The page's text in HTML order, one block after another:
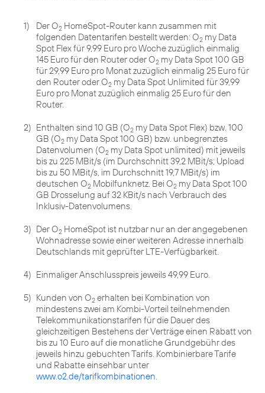
1) Der O2 HomeSpot-Router kann zusammen mit
folgenden Datentarifen bestellt werden: O2 my Data
Spot Flex für 9,99 Euro pro Woche zuzüglich einmalig
145 Euro für den Router oder O2 my Data Spot 100 GB
für 29,99 Euro pro Monat zuzüglich einmalig 25 Euro für
den Router oder O2 my Data Spot Unlimited für 39,99
Euro pro Monat zuzüglich einmalig 25 Euro für den
Router.
2) Enthalten sind 10 GB (O2 my Data Spot Flex) bzw. 100
GB (O2 my Data Spot 100 GB) bzw. unbegrenztes
Datenvolumen (O2 my Data Spot unlimited) mit jeweils
bis zu 225 MBit/s (im Durchschnitt 39,2 MBit/s; Upload
bis zu 50 MBit/s, im Durchschnitt 19,7 MBit/s) im
deutschen O2 Mobilfunknetz. Bei O2 my Data Spot 100
GB Drosselung auf 32 KBit/s nach Verbrauch des
Inklusiv-Datenvolumens.
3) Der O2 HomeSpot ist nutzbar nur an der angegebenen
Wohnadresse sowie einer weiteren Adresse innerhalb
Deutschlands mit geprüfter LTE-Verfügbarkeit.
4) Einmaliger Anschlusspreis jeweils 49,99 Euro.
5) Kunden von O2 erhalten bei Kombination von
mindestens zwei am Kombi-Vorteil teilnehmenden
Telekommunikationstarifen für die Dauer des
gleichzeitigen Bestehens der Verträge einen Rabatt von
bis zu 10 Euro auf die monatliche Grundgebühr des
jeweils hinzu gebuchten Tarifs. Kombinierbare Tarife
und Rabatte einsehbar unter
www.o2.de/tarifkombinationen.